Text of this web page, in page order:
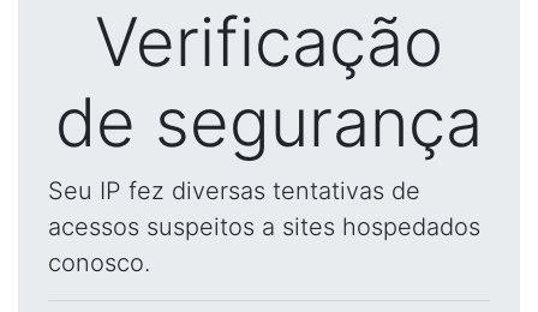
Verificação
de segurança
Seu IP fez diversas tentativas de
acessos suspeitos a sites hospedados
conosco.